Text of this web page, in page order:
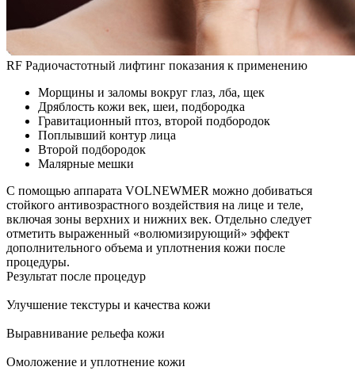
RF Радиочастотный лифтинг показания к применению
Морщины и заломы вокруг глаз, лба, щек
Дряблость кожи век, шеи, подбородка
Гравитационный птоз, второй подбородок
Поплывший контур лица
Второй подбородок
Малярные мешки
С помощью аппарата VOLNEWMER можно добиваться
стойкого антивозрастного воздействия на лице и теле,
включая зоны верхних и нижних век. Отдельно следует
отметить выраженный «волюмизирующий» эффект
дополнительного объема и уплотнения кожи после
процедуры.
Результат после процедур
Улучшение текстуры и качества кожи
Выравнивание рельефа кожи
Омоложение и уплотнение кожи